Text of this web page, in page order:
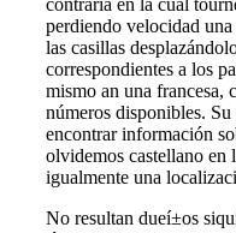
contraria en la cual
perdiendo velocidad
las casillas
correspondientes a los
mismo an una francesa,
números disponibles.
encontrar información
olvidemos castellano en
igualmente una
No resultan dueí±os